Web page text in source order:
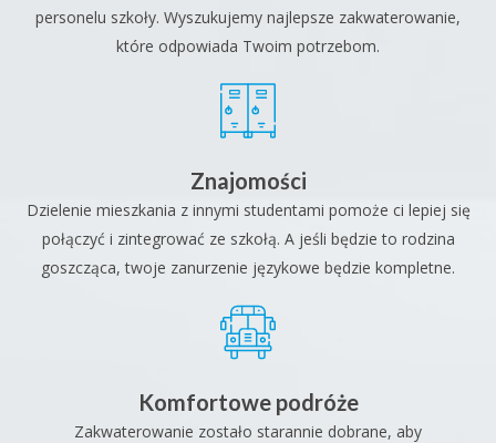
personelu szkoły. Wyszukujemy najlepsze zakwaterowanie,
które odpowiada Twoim potrzebom.
Znajomości
Dzielenie mieszkania z innymi studentami pomoże ci lepiej się
połączyć i zintegrować ze szkołą. A jeśli będzie to rodzina
goszcząca, twoje zanurzenie językowe będzie kompletne.
Komfortowe podróże
Zakwaterowanie zostało starannie dobrane, aby